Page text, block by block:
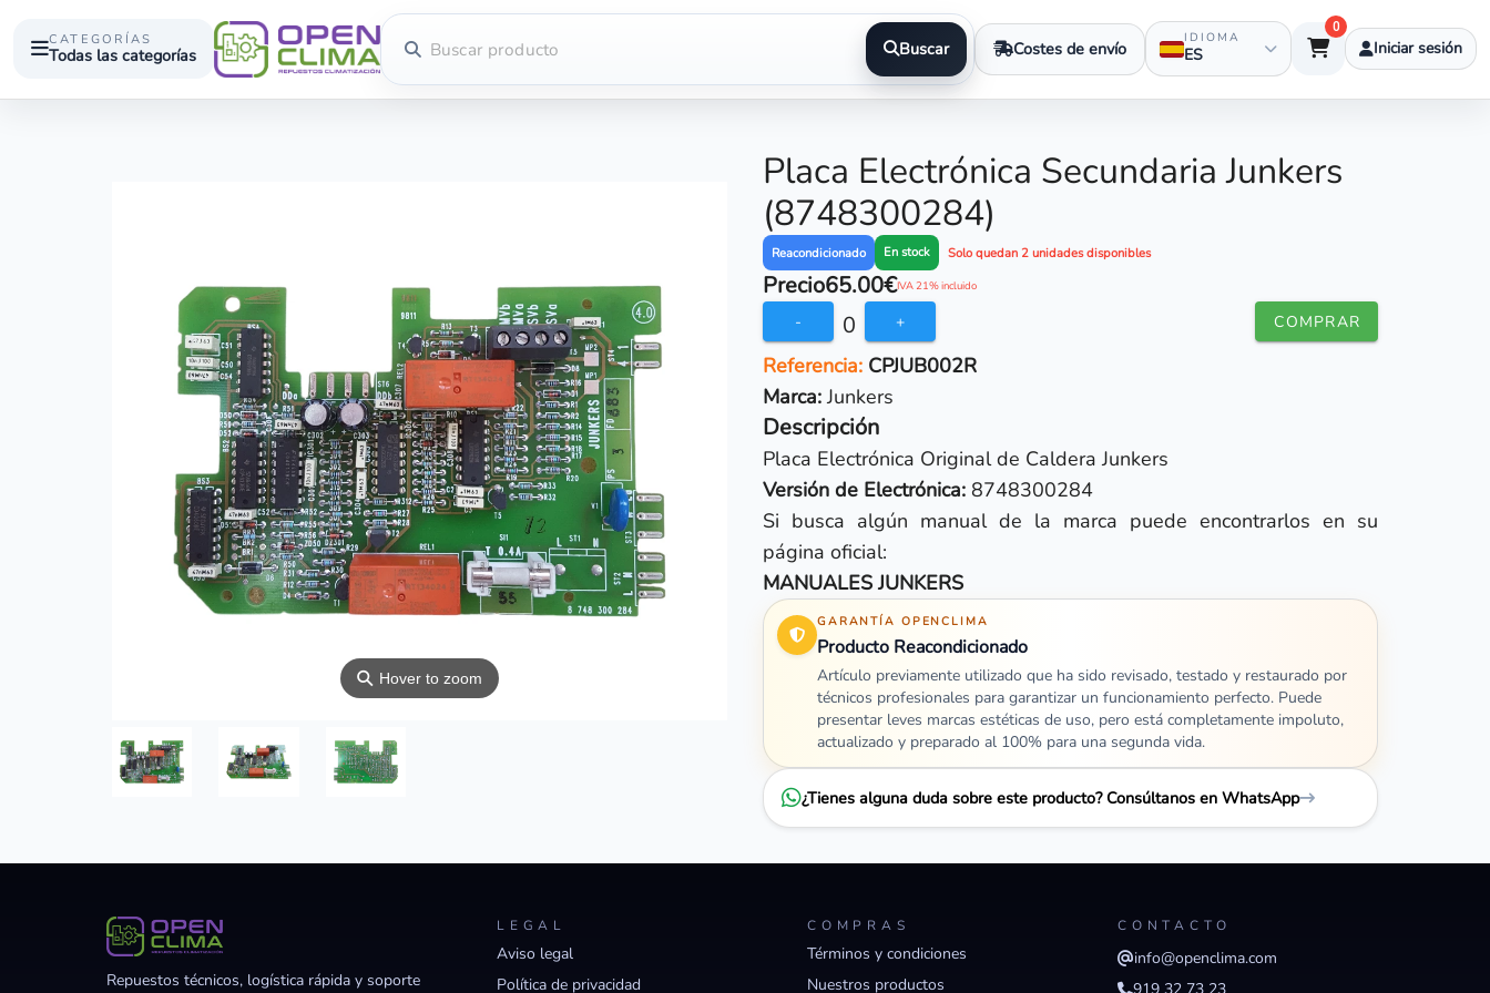
CATEGORÍAS
Todas las categorías Buscar Costes de envío IDIOMA
ES
0
Iniciar sesión
⚲ Hover to zoom
Placa Electrónica Secundaria Junkers
(8748300284)
Reacondicionado En stock Solo quedan 2 unidades disponibles
Precio65.00€IVA 21% incluido
- 0 + COMPRAR
Referencia:CPJUB002R
Marca:Junkers
Descripción
Placa Electrónica Original de CalderaJunkers
Versión de Electrónica:8748300284
Si busca algún manual de la marca puede encontrarlos en su
página oficial:
MANUALES JUNKERS
GARANTÍA OPENCLIMA
Producto Reacondicionado
Artículo previamente utilizado que ha sido revisado, testado y restaurado por
técnicos profesionales para garantizar un funcionamiento perfecto. Puede
presentar leves marcas estéticas de uso, pero está completamente impoluto,
actualizado y preparado al 100% para una segunda vida.
¿Tienes alguna duda sobre este producto? Consúltanos en WhatsApp
Repuestos técnicos, logística rápida y soporte
LEGAL
Aviso legal
Política de privacidad
COMPRAS
Términos y condiciones
Nuestros productos
CONTACTO
info@openclima.com